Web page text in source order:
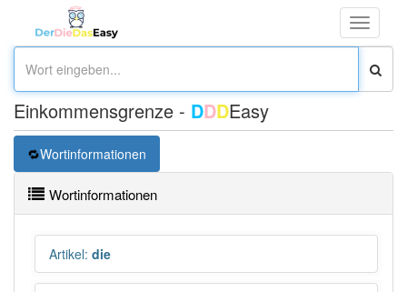
Toggle
Einkommensgrenze - DDDEasy
Wortinformationen
Wortinformationen
Artikel: die